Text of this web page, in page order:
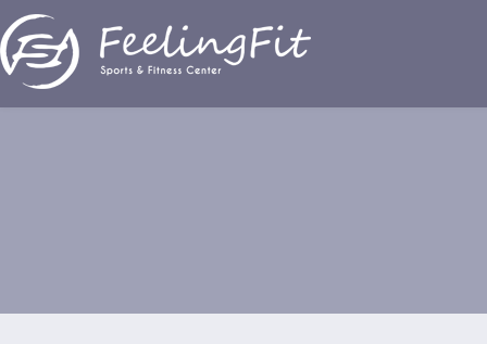
Παράκαμψη προς το κυρίως περιεχόμενο